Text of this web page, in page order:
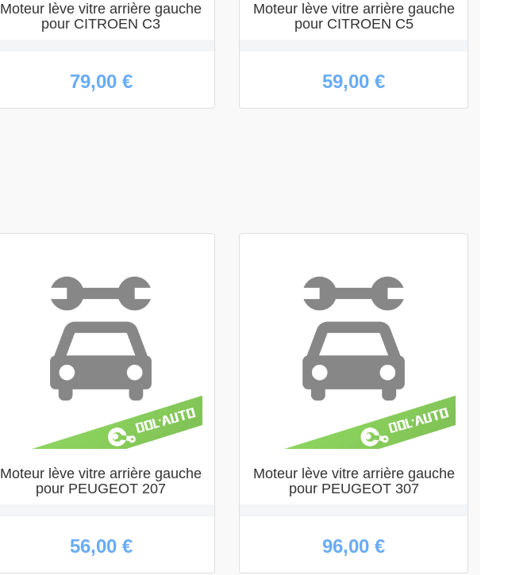
Moteur lève vitre arrière gauche
pour CITROEN C3
79,00 €
Moteur lève vitre arrière gauche
pour CITROEN C5
59,00 €
Moteur lève vitre arrière gauche
pour PEUGEOT 207
56,00 €
Moteur lève vitre arrière gauche
pour PEUGEOT 307
96,00 €